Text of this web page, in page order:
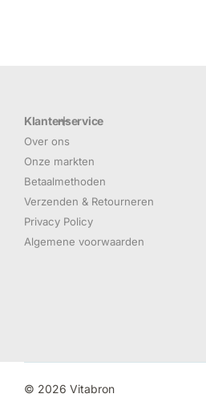
Klantenservice
Over ons
Onze markten
Betaalmethoden
Verzenden & Retourneren
Privacy Policy
Algemene voorwaarden
© 2026 Vitabron